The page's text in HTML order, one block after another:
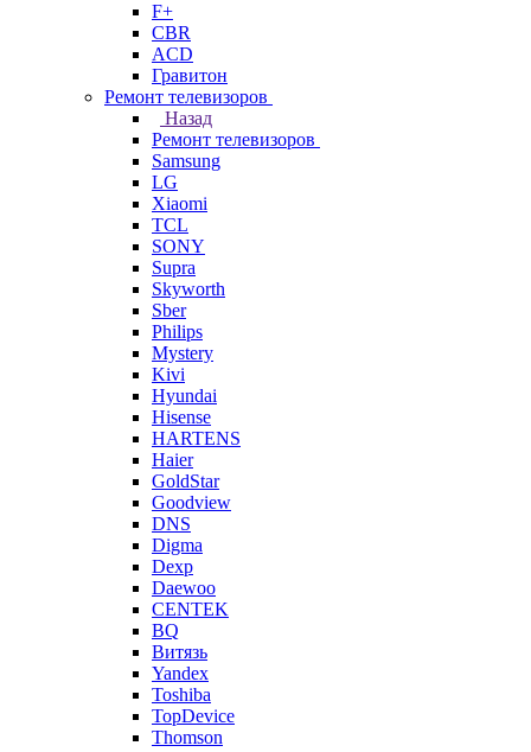
F+
CBR
ACD
Гравитон
Ремонт телевизоров
Назад
Ремонт телевизоров
Samsung
LG
Xiaomi
TCL
SONY
Supra
Skyworth
Sber
Philips
Mystery
Kivi
Hyundai
Hisense
HARTENS
Haier
GoldStar
Goodview
DNS
Digma
Dexp
Daewoo
CENTEK
BQ
Витязь
Yandex
Toshiba
TopDevice
Thomson